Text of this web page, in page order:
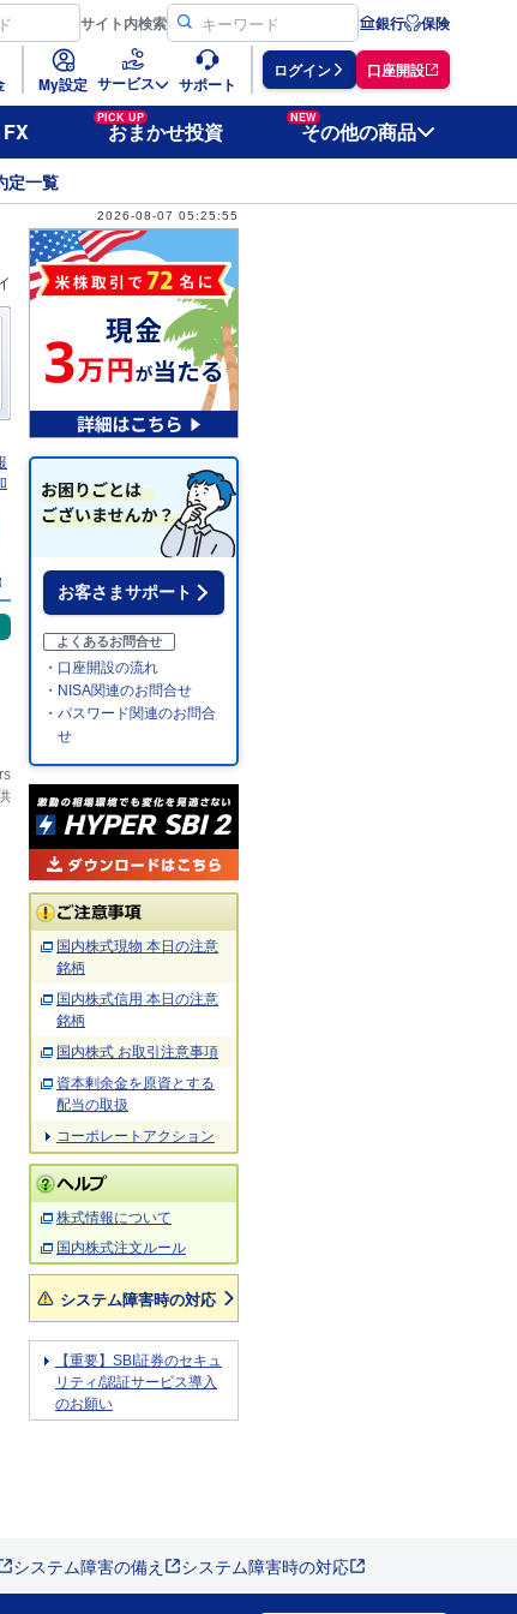
サイト内検索 銀行 保険
My設定 サービス サポート
ログイン 口座開設
FX
PICK UP
おまかせ投資
NEW
その他の商品
定一覧
2026-08-07 05:25:55
お客さまサポート
よくあるお問合せ
・口座開設の流れ
・NISA関連のお問合せ
・パスワード関連のお問合
せ
国内株式現物 本日の注意
銘柄
国内株式信用 本日の注意
銘柄
国内株式 お取引注意事項
資本剰余金を原資とする
配当の取扱
コーポレートアクション
株式情報について
国内株式注文ルール
システム障害時の対応
【重要】SBI証券のセキュ
リティ/認証サービス導入
のお願い
システム障害の備え システム障害時の対応